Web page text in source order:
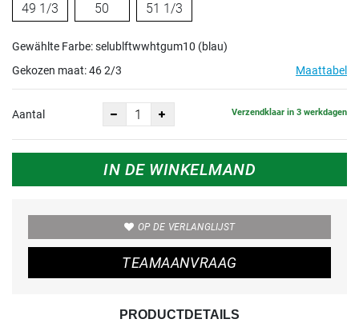
49 1/3 50 51 1/3
Gewählte Farbe: selublftwwhtgum10 (blau)
Gekozen maat:46 2/3 Maattabel
Aantal Verzendklaar in 3 werkdagen
IN DE WINKELMAND
OP DE VERLANGLIJST
TEAMAANVRAAG
PRODUCTDETAILS